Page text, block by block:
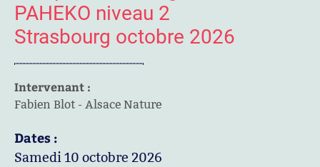
PAHEKO niveau 2
Strasbourg octobre 2026
Intervenant :
Fabien Blot - Alsace Nature
Dates :
Samedi 10 octobre 2026